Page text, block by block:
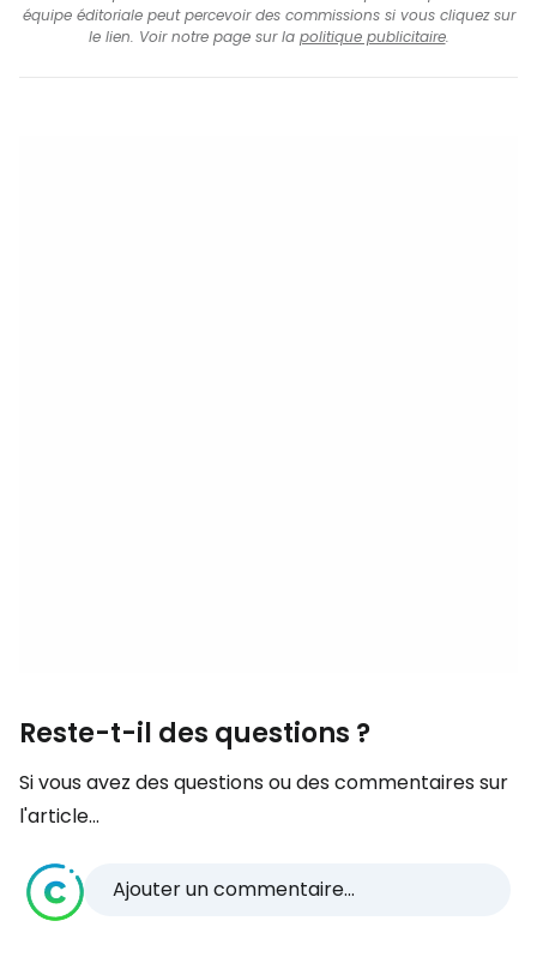
équipe éditoriale peut percevoir des commissions si vous cliquez sur
le lien. Voir notre page sur la politique publicitaire.
Reste-t-il des questions ?
Si vous avez des questions ou des commentaires sur
l'article...
Ajouter un commentaire...